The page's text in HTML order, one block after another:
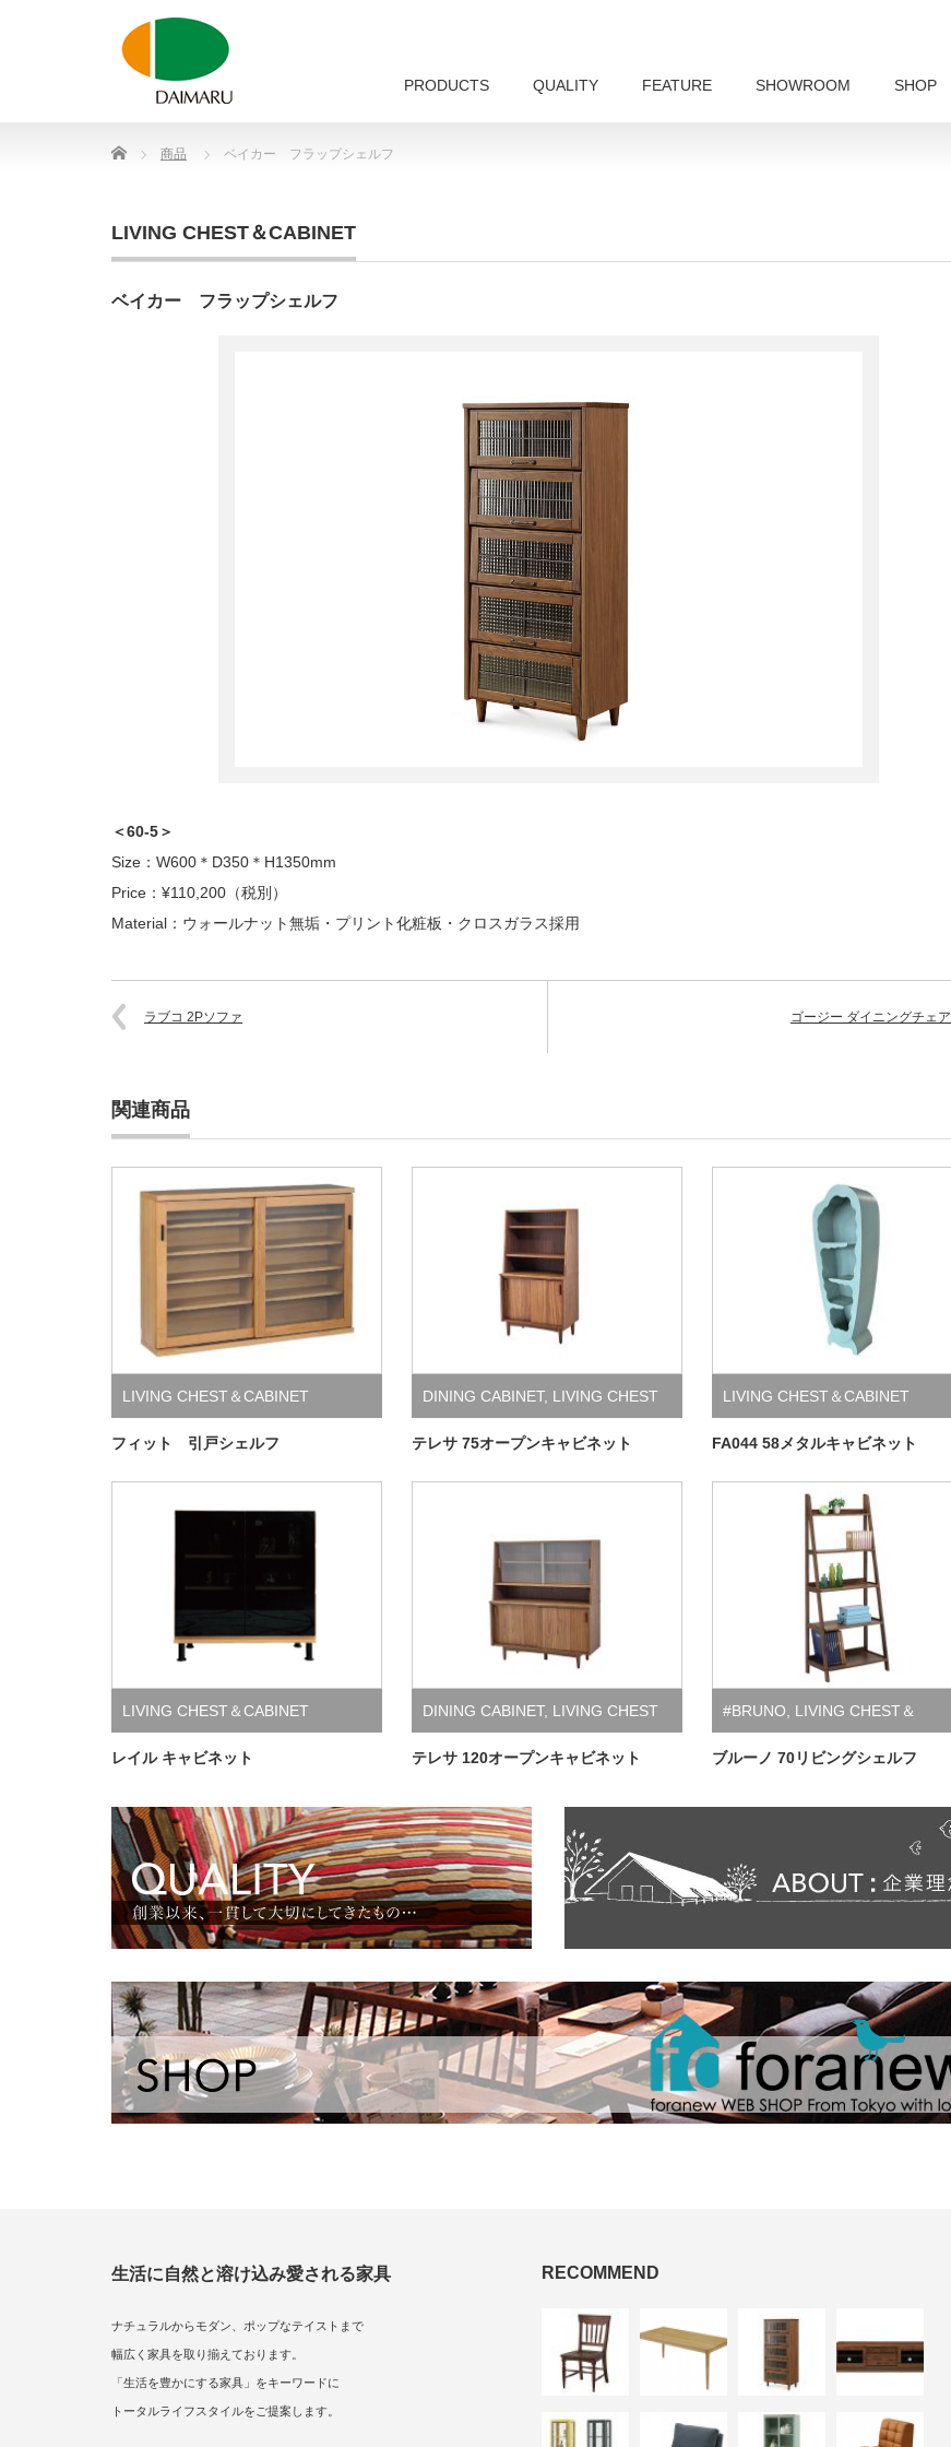
PRODUCTS QUALITY FEATURE SHOWROOM SHOP
Home 商品 ベイカー フラップシェルフ
LIVING CHEST＆CABINET
ベイカー フラップシェルフ
＜60-5＞
Size：W600＊D350＊H1350mm
Price：¥110,200（税別）
Material：ウォールナット無垢・プリント化粧板・クロスガラス採用
ラブコ 2Pソファ ゴージー ダイニングチェア
関連商品
LIVING CHEST＆CABINET
フィット 引戸シェルフ
DINING CABINET, LIVING CHEST
＆CABINET
テレサ 75オープンキャビネット
LIVING CHEST＆CABINET
FA044 58メタルキャビネット
LIVING CHEST＆CABINET
レイル キャビネット
DINING CABINET, LIVING CHEST
＆CABINET
テレサ 120オープンキャビネット
#BRUNO LIVING CHEST＆
CABINET
ブルーノ 70リビングシェルフ
生活に自然と溶け込み愛される家具
ナチュラルからモダン、ポップなテイストまで
幅広く家具を取り揃えております。
「生活を豊かにする家具」をキーワードに
トータルライフスタイルをご提案します。
RECOMMEND